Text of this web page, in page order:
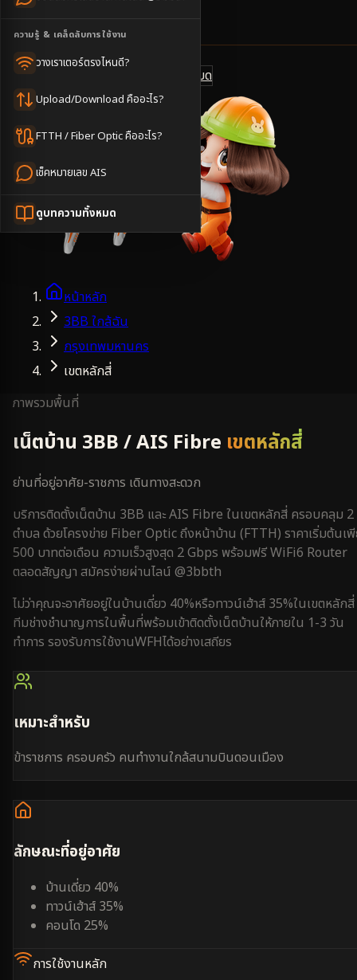
ความรู้ & เคล็ดลับการใช้งาน
วางเราเตอร์ตรงไหนดี?
Upload/Download คืออะไร?
FTTH / Fiber Optic คืออะไร?
เช็คหมายเลข AIS
ดูบทความทั้งหมด
ราคาเริ่มต้น
ดูแพ็กเกจทั้งหมด
หน้าหลัก
3BB ใกล้ฉัน
กรุงเทพมหานคร
เขตหลักสี่
ภาพรวมพื้นที่
เน็ตบ้าน 3BB / AIS Fibre เขตหลักสี่
ย่านที่อยู่อาศัย-ราชการ เดินทางสะดวก
บริการติดตั้งเน็ตบ้าน 3BB และ AIS Fibre ในเขตหลักสี่ ครอบคลุม 2
ตำบล ด้วยโครงข่าย Fiber Optic ถึงหน้าบ้าน (FTTH) ราคาเริ่มต้นเ
500 บาทต่อเดือน ความเร็วสูงสุด 2 Gbps พร้อมฟรี WiFi6 Router
ตลอดสัญญา สมัครง่ายผ่านไลน์ @3bbth
ไม่ว่าคุณจะอาศัยอยู่ในบ้านเดี่ยว 40%หรือทาวน์เฮ้าส์ 35%ในเขตหลักสี่
ทีมช่างชำนาญการในพื้นที่พร้อมเข้าติดตั้งเน็ตบ้านให้ภายใน 1-3 วัน
ทำการ รองรับการใช้งานWFHได้อย่างเสถียร
เหมาะสำหรับ
ข้าราชการ ครอบครัว คนทำงานใกล้สนามบินดอนเมือง
ลักษณะที่อยู่อาศัย
บ้านเดี่ยว 40%
ทาวน์เฮ้าส์ 35%
คอนโด 25%
การใช้งานหลัก